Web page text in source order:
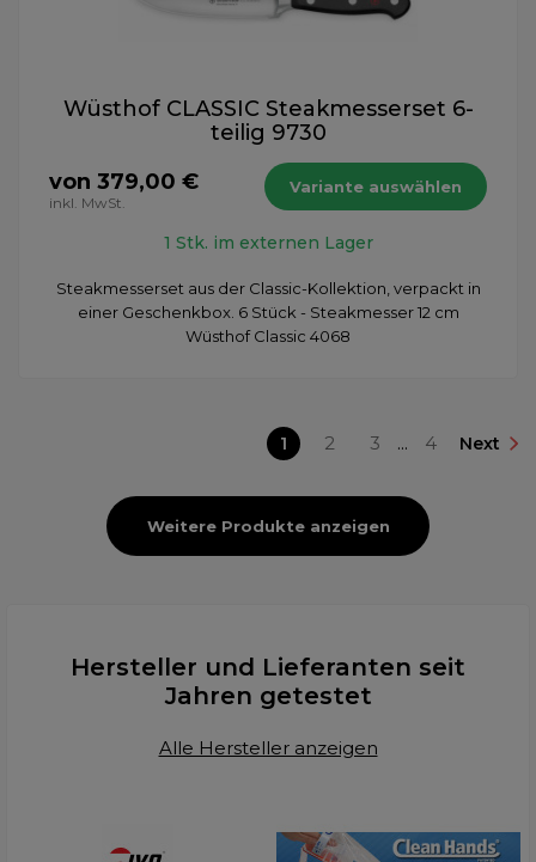
Wüsthof CLASSIC Steakmesserset 6-
teilig 9730
von 379,00 €
inkl. MwSt.
Variante auswählen
1 Stk. im externen Lager
Steakmesserset aus der Classic-Kollektion, verpackt in
einer Geschenkbox. 6 Stück - Steakmesser 12 cm
Wüsthof Classic 4068
1 2 3 ... 4 Next
Weitere Produkte anzeigen
Hersteller und Lieferanten seit
Jahren getestet
Alle Hersteller anzeigen